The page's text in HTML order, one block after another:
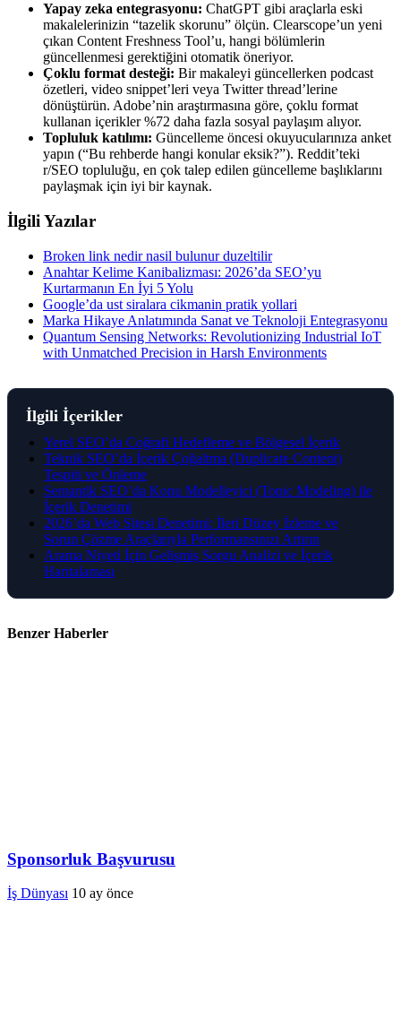
Yapay zeka entegrasyonu: ChatGPT gibi araçlarla eski
makalelerinizin “tazelik skorunu” ölçün. Clearscope’un yeni
çıkan Content Freshness Tool’u, hangi bölümlerin
güncellenmesi gerektiğini otomatik öneriyor.
Çoklu format desteği: Bir makaleyi güncellerken podcast
özetleri, video snippet’leri veya Twitter thread’lerine
dönüştürün. Adobe’nin araştırmasına göre, çoklu format
kullanan içerikler %72 daha fazla sosyal paylaşım alıyor.
Topluluk katılımı: Güncelleme öncesi okuyucularınıza anket
yapın (“Bu rehberde hangi konular eksik?”). Reddit’teki
r/SEO topluluğu, en çok talep edilen güncelleme başlıklarını
paylaşmak için iyi bir kaynak.
İlgili Yazılar
Broken link nedir nasil bulunur duzeltilir
Anahtar Kelime Kanibalizması: 2026’da SEO’yu
Kurtarmanın En İyi 5 Yolu
Google’da ust siralara cikmanin pratik yollari
Marka Hikaye Anlatımında Sanat ve Teknoloji Entegrasyonu
Quantum Sensing Networks: Revolutionizing Industrial IoT
with Unmatched Precision in Harsh Environments
İlgili İçerikler
Yerel SEO’da Coğrafi Hedefleme ve Bölgesel İçerik
Teknik SEO’da İçerik Çoğaltma (Duplicate Content)
Tespiti ve Önleme
Semantik SEO’da Konu Modelleyici (Topic Modeling) ile
İçerik Denetimi
2026’da Web Sitesi Denetimi: İleri Düzey İzleme ve
Sorun Çözme Araçlarıyla Performansınızı Artırın
Arama Niyeti İçin Gelişmiş Sorgu Analizi ve İçerik
Haritalaması
Benzer Haberler
Sponsorluk Başvurusu
İş Dünyası 10 ay önce